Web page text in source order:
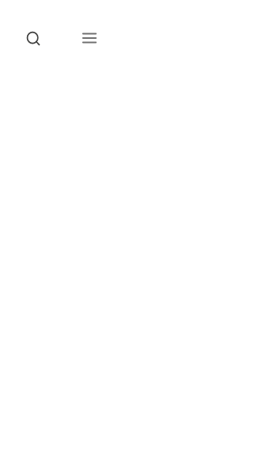
Search Menu